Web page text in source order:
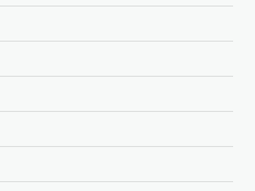
കണ്ടെത്താനുള്ള
ഒളിവിൽ